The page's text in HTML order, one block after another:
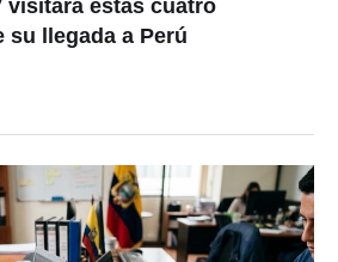
visitará estas cuatro
su llegada a Perú